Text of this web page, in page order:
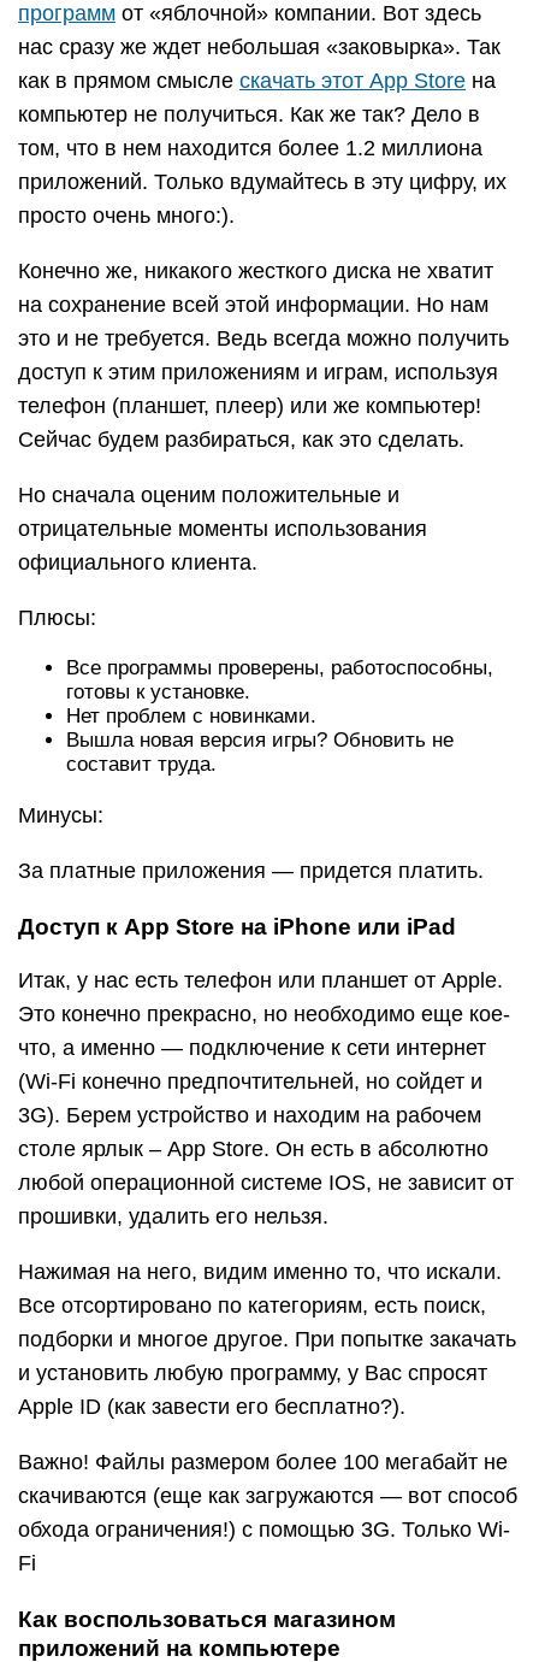
программ от «яблочной» компании. Вот здесь
нас сразу же ждет небольшая «заковырка». Так
как в прямом смысле скачать этот App Store на
компьютер не получиться. Как же так? Дело в
том, что в нем находится более 1.2 миллиона
приложений. Только вдумайтесь в эту цифру, их
просто очень много:).
Конечно же, никакого жесткого диска не хватит
на сохранение всей этой информации. Но нам
это и не требуется. Ведь всегда можно получить
доступ к этим приложениям и играм, используя
телефон (планшет, плеер) или же компьютер!
Сейчас будем разбираться, как это сделать.
Но сначала оценим положительные и
отрицательные моменты использования
официального клиента.
Плюсы:
Все программы проверены, работоспособны,
готовы к установке.
Нет проблем с новинками.
Вышла новая версия игры? Обновить не
составит труда.
Минусы:
За платные приложения — придется платить.
Доступ к App Store на iPhone или iPad
Итак, у нас есть телефон или планшет от Apple.
Это конечно прекрасно, но необходимо еще кое-
что, а именно — подключение к сети интернет
(Wi-Fi конечно предпочтительней, но сойдет и
3G). Берем устройство и находим на рабочем
столе ярлык – App Store. Он есть в абсолютно
любой операционной системе IOS, не зависит от
прошивки, удалить его нельзя.
Нажимая на него, видим именно то, что искали.
Все отсортировано по категориям, есть поиск,
подборки и многое другое. При попытке закачать
и установить любую программу, у Вас спросят
Apple ID (как завести его бесплатно?).
Важно! Файлы размером более 100 мегабайт не
скачиваются (еще как загружаются — вот способ
обхода ограничения!) с помощью 3G. Только Wi-
Fi
Как воспользоваться магазином
приложений на компьютере